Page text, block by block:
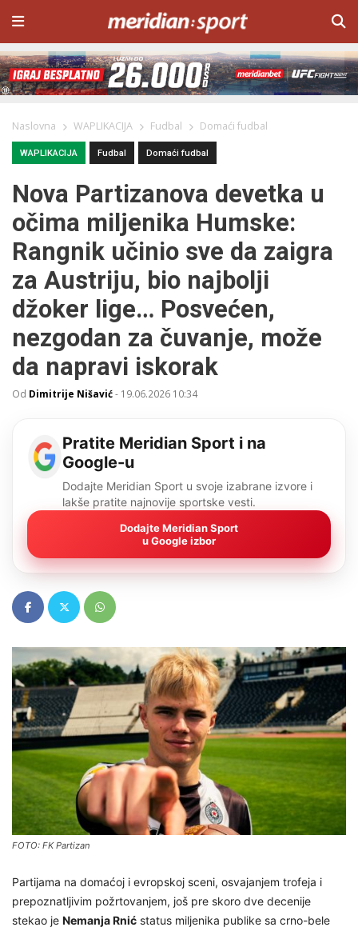
Naslovna WAPLIKACIJA Fudbal Domaći fudbal
WAPLIKACIJA Fudbal Domaći fudbal
Nova Partizanova devetka u
očima miljenika Humske:
Rangnik učinio sve da zaigra
za Austriju, bio najbolji
džoker lige… Posvećen,
nezgodan za čuvanje, može
da napravi iskorak
Od Dimitrije Nišavić- 19.06.2026 10:34
Pratite Meridian Sport i na
Google-u
Dodajte Meridian Sport u svoje izabrane izvore i
lakše pratite najnovije sportske vesti.
Dodajte Meridian Sport
u Google izbor
FOTO: FK Partizan
Partijama na domaćoj i evropskoj sceni, osvajanjem trofeja i
prepoznatljivim požrtovanjem, još pre skoro dve decenije
stekao je Nemanja Rnić status miljenika publike sa crno-bele